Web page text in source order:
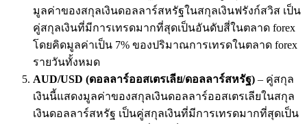
มูลค่าของสกุลเงินดอลลาร์สหรัฐในสกุลเงินฟรังก์สวิส เป็น
คู่สกุลเงินที่มีการเทรดมากที่สุดเป็นอันดับสี่ในตลาด forex
โดยคิดมูลค่าเป็น 7% ของปริมาณการเทรดในตลาด forex
รายวันทั้งหมด
AUD/USD (ดอลลาร์ออสเตรเลีย/ดอลลาร์สหรัฐ) – คู่สกุล
เงินนี้แสดงมูลค่าของสกุลเงินดอลลาร์ออสเตรเลียในสกุล
เงินดอลลาร์สหรัฐ เป็นคู่สกุลเงินที่มีการเทรดมากที่สุดเป็น